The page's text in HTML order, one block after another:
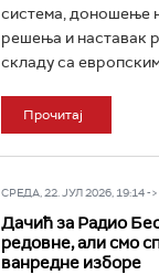
система, доношење
решења и наставак
складу са
Прочитај
СРЕДА, 22. ЈУЛ 2026, 19:14 -
Дачић за Радио
редовне, али смо
ванредне изборе